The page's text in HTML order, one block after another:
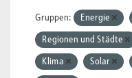
Gruppen: Energie
Regionen und Städte
Klima Solar